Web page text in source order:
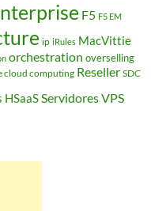
F5 F5 EM
ip iRules MacVittie
orchestration overselling
cloud computing Reseller SDC
HSaaSServidores VPS